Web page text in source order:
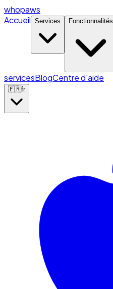
whopaws
Accueil Services Fonctionnalités
servicesBlogCentre d'aide
🇫🇷fr